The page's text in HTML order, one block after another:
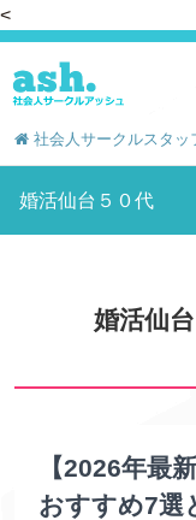
<
社会人サークルスタッ
婚活仙台５０代
婚活仙
【2026年最
おすすめ7選